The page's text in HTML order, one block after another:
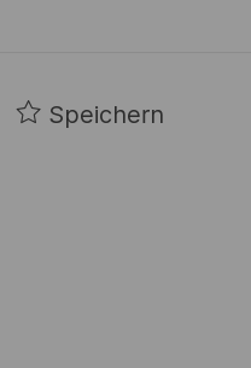
Speichern